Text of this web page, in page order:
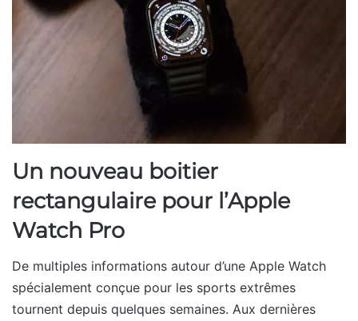
Un nouveau boitier
rectangulaire pour l’Apple
Watch Pro
De multiples informations autour d’une Apple Watch
spécialement conçue pour les sports extrêmes
tournent depuis quelques semaines. Aux dernières